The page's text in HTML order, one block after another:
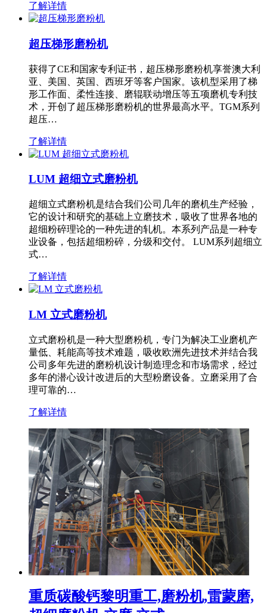
了解详情
超压梯形磨粉机
获得了CE和国家专利证书，超压梯形磨粉机享誉澳大利
亚、美国、英国、西班牙等客户国家。该机型采用了梯
形工作面、柔性连接、磨辊联动增压等五项磨机专利技
术，开创了超压梯形磨粉机的世界最高水平。TGM系列
超压…
了解详情
LUM 超细立式磨粉机
超细立式磨粉机是结合我们公司几年的磨机生产经验，
它的设计和研究的基础上立磨技术，吸收了世界各地的
超细粉碎理论的一种先进的轧机。本系列产品是一种专
业设备，包括超细粉碎，分级和交付。 LUM系列超细立
式…
了解详情
LM 立式磨粉机
立式磨粉机是一种大型磨粉机，专门为解决工业磨机产
量低、耗能高等技术难题，吸收欧洲先进技术并结合我
公司多年先进的磨粉机设计制造理念和市场需求，经过
多年的潜心设计改进后的大型粉磨设备。立磨采用了合
理可靠的…
了解详情
重质碳酸钙黎明重工,磨粉机,雷蒙磨,